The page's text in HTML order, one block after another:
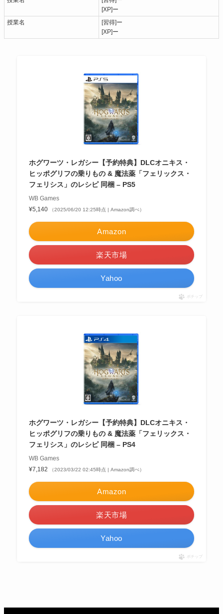
[XP]ー
授業名
[習得]ー
[XP]ー
ホグワーツ・レガシー【予約特典】DLCオニキス・
ヒッポグリフの乗りもの & 魔法薬「フェリックス・
フェリシス」のレシピ 同梱 – PS5
WB Games
¥5,140
（2025/06/20 12:25時点 | Amazon調べ）
Amazon
楽天市場
Yahoo
ポチップ
ホグワーツ・レガシー【予約特典】DLCオニキス・
ヒッポグリフの乗りもの & 魔法薬「フェリックス・
フェリシス」のレシピ 同梱 – PS4
WB Games
¥7,182
（2023/03/22 02:45時点 | Amazon調べ）
Amazon
楽天市場
Yahoo
ポチップ